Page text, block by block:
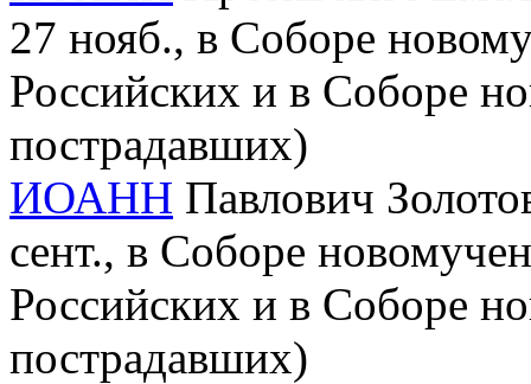
27 нояб., в Соборе
Российских и в Соборе
пострадавших)
ИОАНН Павлович
сент., в Соборе
Российских и в Соборе
пострадавших)